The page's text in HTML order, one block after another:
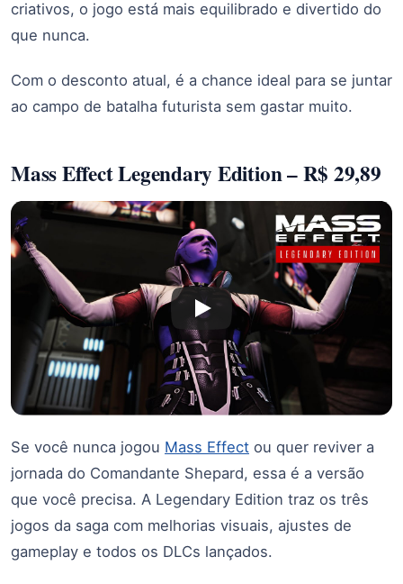
criativos, o jogo está mais equilibrado e divertido do
que nunca.
Com o desconto atual, é a chance ideal para se juntar
ao campo de batalha futurista sem gastar muito.
Mass Effect Legendary Edition – R$ 29,89
Se você nunca jogou Mass Effect ou quer reviver a
jornada do Comandante Shepard, essa é a versão
que você precisa. A Legendary Edition traz os três
jogos da saga com melhorias visuais, ajustes de
gameplay e todos os DLCs lançados.